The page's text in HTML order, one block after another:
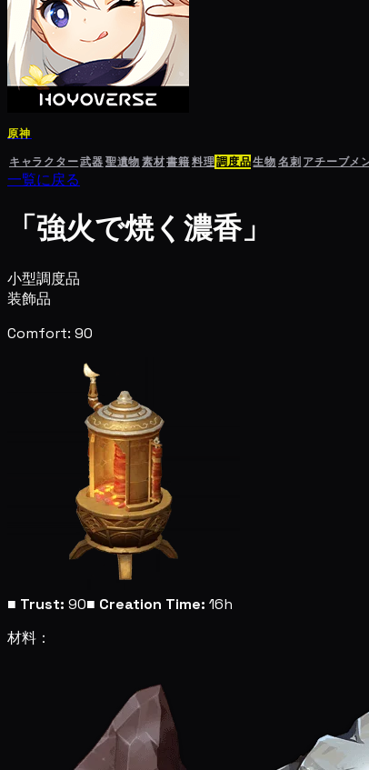
原神
キャラクター武器聖遺物素材書籍料理調度品生物名刺 アチーブメ
一覧に戻る
「強火で焼く濃香」
小型調度品
装飾品
Comfort: 90
■ Trust: 90■ Creation Time: 16h
材料：